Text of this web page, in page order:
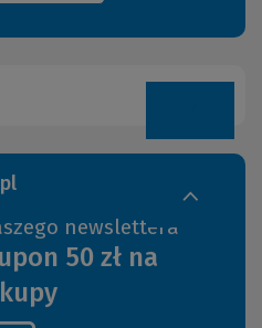
newslettera
50 zł na